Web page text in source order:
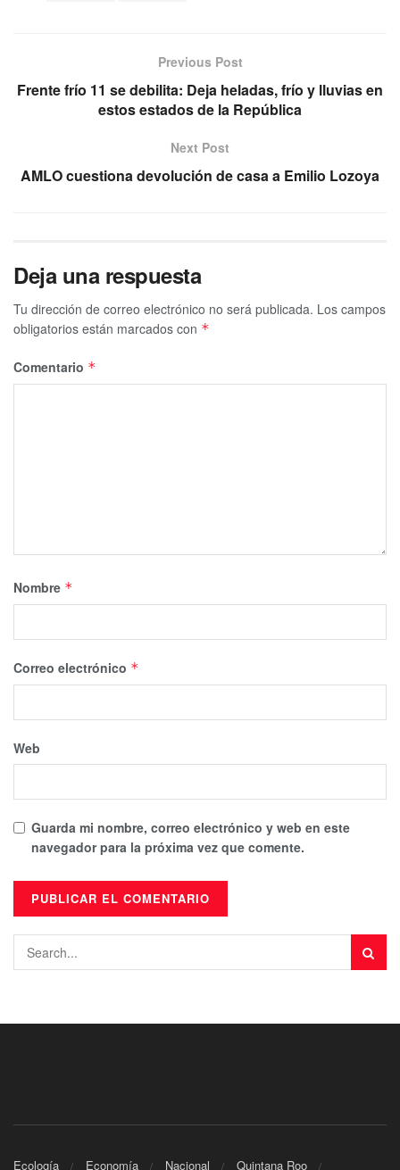
Previous Post
Frente frío 11 se debilita: Deja heladas, frío y lluvias en
estos estados de la República
Next Post
AMLO cuestiona devolución de casa a Emilio Lozoya
Deja una respuesta
Tu dirección de correo electrónico no será publicada. Los campos
obligatorios están marcados con *
Comentario *
Nombre *
Correo electrónico *
Web
Guarda mi nombre, correo electrónico y web en este
navegador para la próxima vez que comente.
Ecología Economía Nacional Quintana Roo